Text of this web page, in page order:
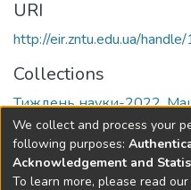
URI
http://eir.zntu.edu.ua/
Collections
Тиждень науки-2022.
Full item page
We collect and process your
following purposes:
Acknowledgement and
To learn more, please read our